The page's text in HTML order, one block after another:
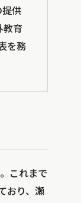
提供
教育
を務
これまで
おり、瀬